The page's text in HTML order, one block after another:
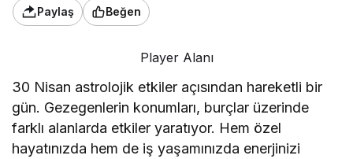
Paylaş Beğen
Player Alanı
30 Nisan astrolojik etkiler açısından hareketli bir
gün. Gezegenlerin konumları, burçlar üzerinde
farklı alanlarda etkiler yaratıyor. Hem özel
hayatınızda hem de iş yaşamınızda enerjinizi